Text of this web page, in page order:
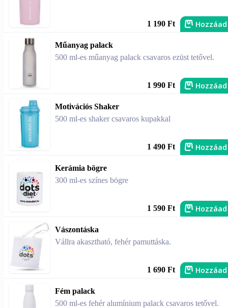
1 190 Ft Hozzáad
Műanyag palack
500 ml-es műanyag palack csavaros ezüst tetővel.
1 990 Ft Hozzáad
Motivációs Shaker
500 ml-es shaker csavaros kupakkal
1 490 Ft Hozzáad
Kerámia bögre
300 ml-es színes bögre
1 590 Ft Hozzáad
Vászontáska
Vállra akasztható, fehér pamuttáska.
1 690 Ft Hozzáad
Fém palack
500 ml-es fehér alumínium palack csavaros tetővel.